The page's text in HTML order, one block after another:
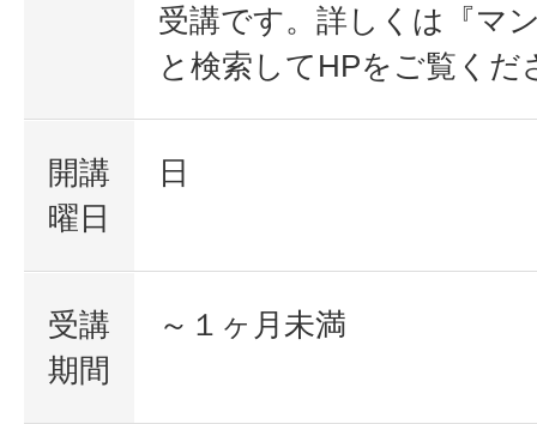
受講です。詳しくは『マ
と検索してHPをご覧くだ
開講
曜日
日
受講
期間
～１ヶ月未満